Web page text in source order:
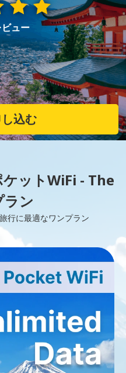
ュー
込む
ットWiFi - The
ラン
行に最適なワンプラン